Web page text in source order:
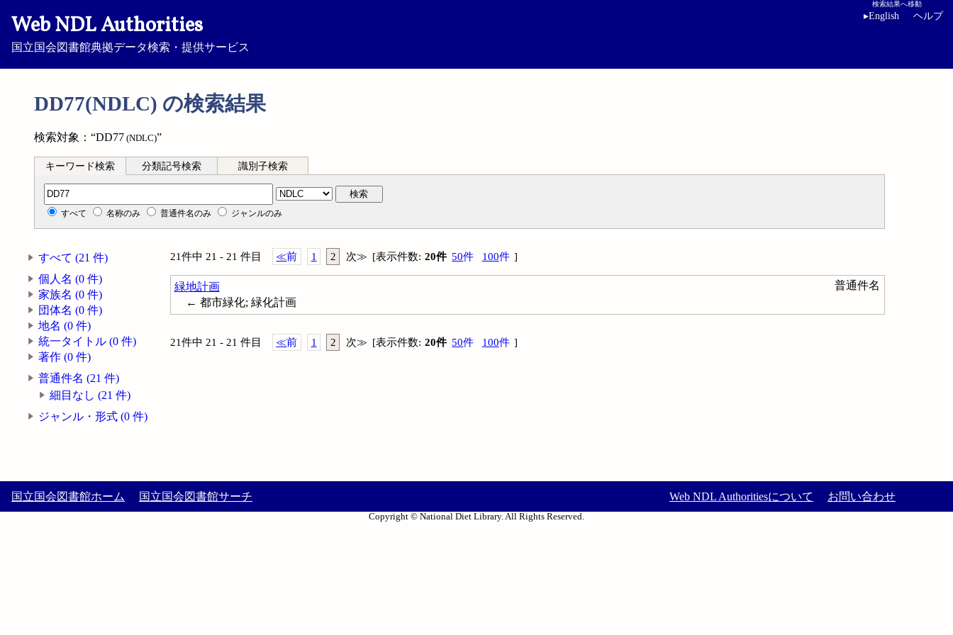
Web NDL Authorities
国立国会図書館典拠データ検索・提供サービス
検索結果へ移動
▸English ヘルプ
DD77(NDLC) の検索結果
検索対象：“DD77 (NDLC)”
キーワード検索 分類記号検索 識別子検索
分類記号検索 検索
すべて 名称のみ 普通件名のみ ジャンルのみ
すべて (21 件)
個人名 (0 件)
家族名 (0 件)
団体名 (0 件)
地名 (0 件)
統一タイトル (0 件)
著作 (0 件)
普通件名 (21 件)
細目なし (21 件)
ジャンル・形式 (0 件)
21件中 21 - 21 件目 ≪前 1 2 次≫ [表示件数: 20件 50件 100件 ]
緑地計画
普通件名
← 都市緑化; 緑化計画
21件中 21 - 21 件目 ≪前 1 2 次≫ [表示件数: 20件 50件 100件 ]
国立国会図書館ホーム 国立国会図書館サーチ Web NDL Authoritiesについて お問い合わせ
Copyright © National Diet Library. All Rights Reserved.